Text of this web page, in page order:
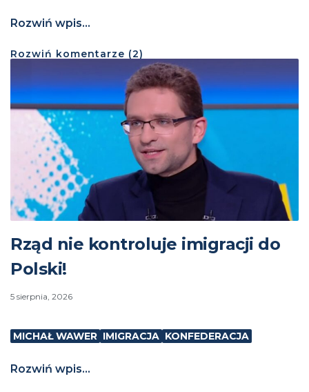
Rozwiń wpis...
Rozwiń komentarze (2)
Rząd nie kontroluje imigracji do
Polski!
5 sierpnia, 2026
MICHAŁ WAWER IMIGRACJA KONFEDERACJA
Rozwiń wpis...